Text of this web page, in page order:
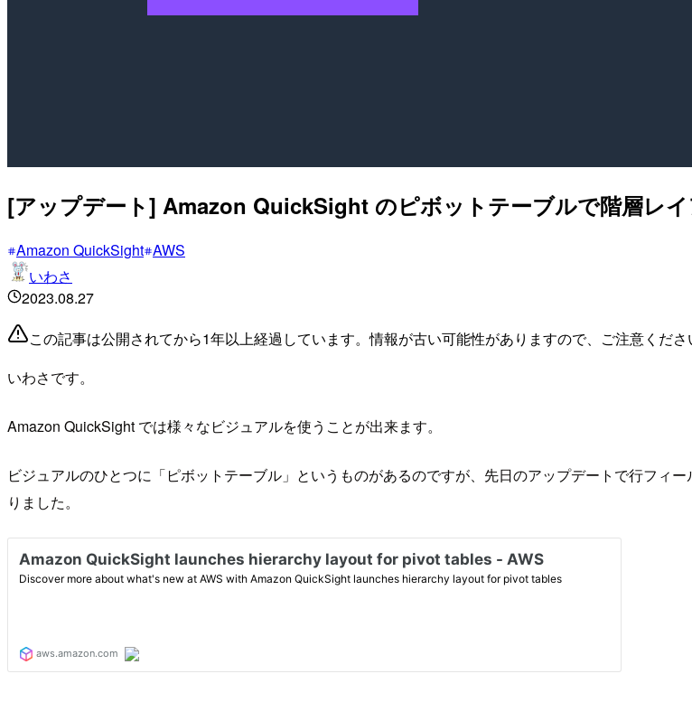
[アップデート] Amazon QuickSight のピボットテーブルで階層レ
Amazon QuickSight AWS
いわさ
2023.08.27
この記事は公開されてから1年以上経過しています。情報が古い可能性がありますので、ご注意くださ
いわさです。
Amazon QuickSight では様々なビジュアルを使うことが出来ます。
ビジュアルのひとつに「ピボットテーブル」というものがあるのですが、先日のアップデートで行フィ
りました。